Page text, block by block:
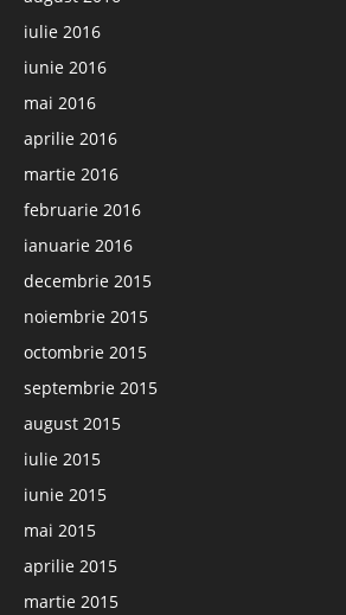
iulie 2016
iunie 2016
mai 2016
aprilie 2016
martie 2016
februarie 2016
ianuarie 2016
decembrie 2015
noiembrie 2015
octombrie 2015
septembrie 2015
august 2015
iulie 2015
iunie 2015
mai 2015
aprilie 2015
martie 2015